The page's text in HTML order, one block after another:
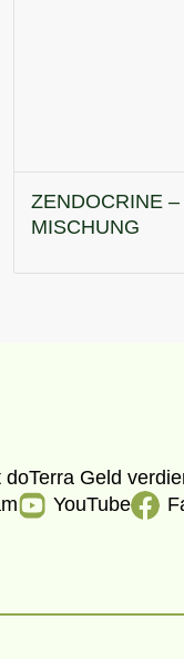
ZENDOCRINE
MISCHUNG
doTerra Geld
YouTube